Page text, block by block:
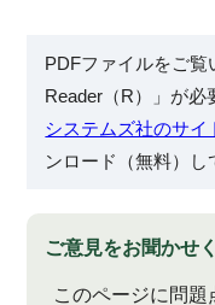
PDFファイルをご覧
Reader（R）」が
システムズ社のサ
ンロード（無料）し
ご意見をお聞かせ
このページに問題